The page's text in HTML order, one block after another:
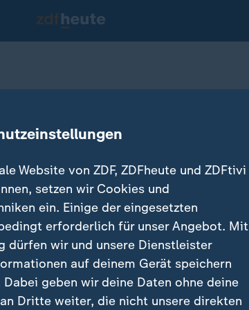
Corona-Maßnahmen
Website von ZDF, ZDFheute und ZDFtivi
setzen wir Cookies und
ein. Einige der eingesetzten
erforderlich für unser Angebot. Mit
dürfen wir und unsere Dienstleister
auf deinem Gerät speichern
geben wir deine Daten ohne deine
Dritte weiter, die nicht unsere direkten